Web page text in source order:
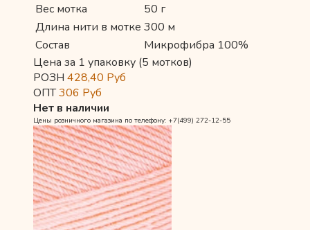
Вес мотка
50 г
Длина нити в мотке 300 м
Состав
Микрофибра 100%
Цена за 1 упаковку (5 мотков)
РОЗН 428,40 Руб
ОПТ306 Руб
Нет в наличии
Цены розничного магазина по телефону: +7(499) 272-12-55